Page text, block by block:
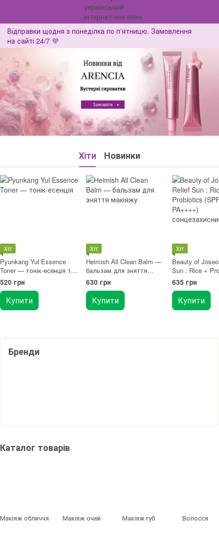
Відправки щодня з понеділка по п'ятницю. Замовлення
на сайті 24/7 💜
Хіти Новинки
Хіт
Pyunkang Yul Essence
Toner — тонік-есенція 100
мл
520 грн
Купити
Хіт
Heimish All Clean Balm —
бальзам для зняття
макіяжу 120 мл
630 грн
Купити
Хіт
Beauty of
Sun : Rice +
(SPF50+
мл
635 грн
Купити
Бренди
Каталог товарів
Макіяж обличчя Макіяж очей Макіяж губ Волосся